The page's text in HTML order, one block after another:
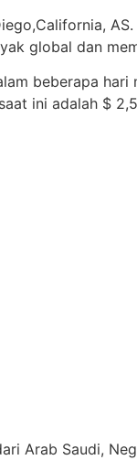
global dan
beberapa
ini adalah $
Arab Saudi,